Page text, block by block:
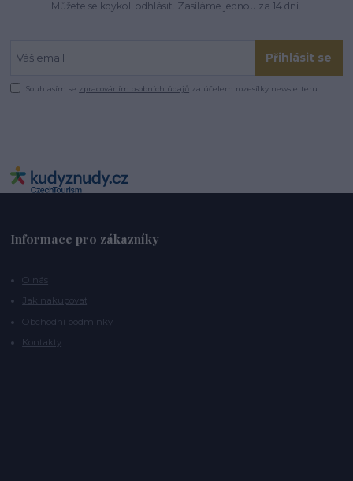
Můžete se kdykoli odhlásit. Zasíláme jednou za 14 dní.
Přihlásit se
Souhlasím se zpracováním osobních údajů za účelem rozesílky newsletteru.
Informace pro zákazníky
O nás
Jak nakupovat
Obchodní podmínky
Kontakty